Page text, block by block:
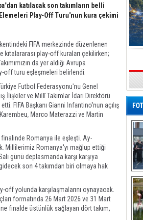
katılacak son takımların belli
Play-Off Turu'nun kura çekimi
FIFA merkezinde düzenlenen
kıtalararası play-off kuraları çekilirken;
da yer aldığı Avrupa
off turu eşleşmeleri belirlendi.
Futbol Federasyonu'nu Genel
İlişkiler ve Millî Takımlar İdari Direktörü
FIFA Başkanı Gianni Infantino'nun açılış
Marco Materazzi ve Martin
finalinde Romanya ile eşleşti. Ay-
Millîlerimiz Romanya'yı mağlup ettiği
günü deplasmanda karşı karşıya
son 4 takımdan biri olmaya hak
off yolunda karşılaşmalarını oynayacak.
formatında 26 Mart 2026 ve 31 Mart
finalde üstünlük sağlayan dört takım,